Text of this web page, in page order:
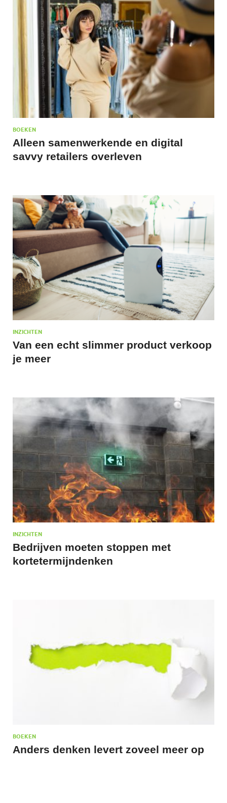
BOEKEN
Alleen samenwerkende en digital
savvy retailers overleven
INZICHTEN
Van een echt slimmer product verkoop
je meer
INZICHTEN
Bedrijven moeten stoppen met
kortetermijndenken
BOEKEN
Anders denken levert zoveel meer op